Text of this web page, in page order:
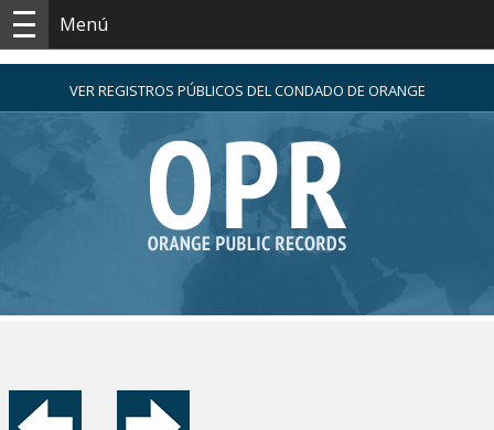
Menú
VER REGISTROS PÚBLICOS DEL CONDADO DE ORANGE